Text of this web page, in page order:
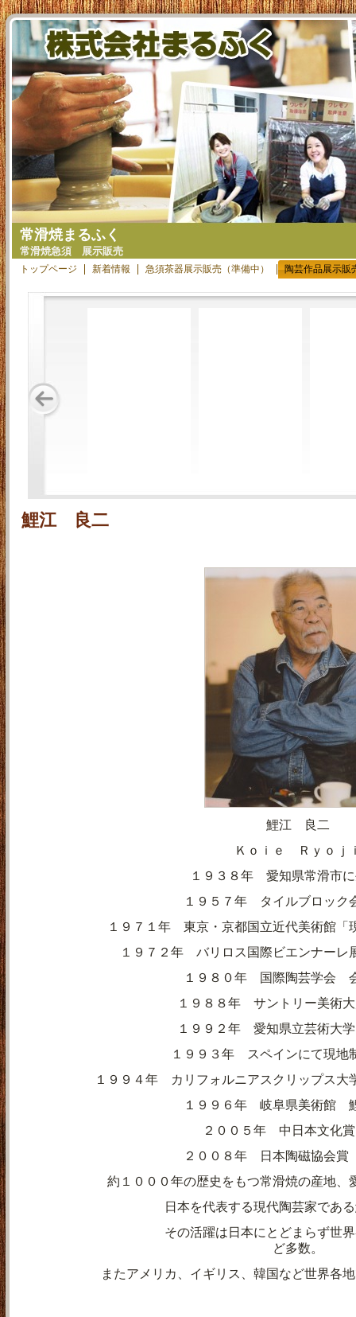
常滑焼まるふく
常滑焼急須 展示販売
トップページ 新着情報 急須茶器展示販売（準備中） 陶芸作品展示販
鯉江 良二
鯉江 良二
Ｋｏｉｅ Ｒｙｏｊ
１９３８年 愛知県常滑市
１９５７年 タイルブロッ
１９７１年 東京・京都国立近代美術館
１９７２年 バリロス国際ビエンナー
１９８０年 国際陶芸学会
１９８８年 サントリー美術
１９９２年 愛知県立芸術大
１９９３年 スペインにて現
１９９４年 カリフォルニアスクリップス
１９９６年 岐阜県美術館
２００５年 中日本文化
２００８年 日本陶磁協会
約１０００年の歴史をもつ常滑焼の産地、
日本を代表する現代陶芸家であ
その活躍は日本にとどまらず世界各地の
ど多数。
またアメリカ、イギリス、韓国など世界各